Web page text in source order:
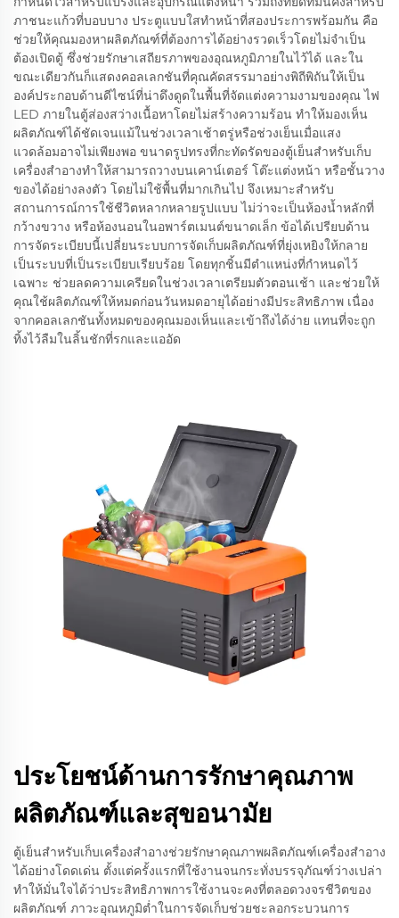
ภาชนะแก้วที่บอบบาง ประตูแบบใสทำหน้าที่สองประการพร้อมกัน คือ
ช่วยให้คุณมองหาผลิตภัณฑ์ที่ต้องการได้อย่างรวดเร็วโดยไม่จำเป็น
ต้องเปิดตู้ ซึ่งช่วยรักษาเสถียรภาพของอุณหภูมิภายในไว้ได้ และใน
ขณะเดียวกันก็แสดงคอลเลกชันที่คุณคัดสรรมาอย่างพิถีพิถันให้เป็น
องค์ประกอบด้านดีไซน์ที่น่าดึงดูดในพื้นที่จัดแต่งความงามของคุณ ไฟ
LED ภายในตู้ส่องสว่างเนื้อหาโดยไม่สร้างความร้อน ทำให้มองเห็น
ผลิตภัณฑ์ได้ชัดเจนแม้ในช่วงเวลาเช้าตรู่หรือช่วงเย็นเมื่อแสง
แวดล้อมอาจไม่เพียงพอ ขนาดรูปทรงที่กะทัดรัดของตู้เย็นสำหรับเก็บ
เครื่องสำอางทำให้สามารถวางบนเคาน์เตอร์ โต๊ะแต่งหน้า หรือชั้นวาง
ของได้อย่างลงตัว โดยไม่ใช้พื้นที่มากเกินไป จึงเหมาะสำหรับ
สถานการณ์การใช้ชีวิตหลากหลายรูปแบบ ไม่ว่าจะเป็นห้องน้ำหลักที่
กว้างขวาง หรือห้องนอนในอพาร์ตเมนต์ขนาดเล็ก ข้อได้เปรียบด้าน
การจัดระเบียบนี้เปลี่ยนระบบการจัดเก็บผลิตภัณฑ์ที่ยุ่งเหยิงให้กลาย
เป็นระบบที่เป็นระเบียบเรียบร้อย โดยทุกชิ้นมีตำแหน่งที่กำหนดไว้
เฉพาะ ช่วยลดความเครียดในช่วงเวลาเตรียมตัวตอนเช้า และช่วยให้
คุณใช้ผลิตภัณฑ์ให้หมดก่อนวันหมดอายุได้อย่างมีประสิทธิภาพ เนื่อง
จากคอลเลกชันทั้งหมดของคุณมองเห็นและเข้าถึงได้ง่าย แทนที่จะถูก
ทิ้งไว้ลืมในลิ้นชักที่รกและแออัด
ประโยชน์ด้านการรักษาคุณภาพ
ผลิตภัณฑ์และสุขอนามัย
ตู้เย็นสำหรับเก็บเครื่องสำอางช่วยรักษาคุณภาพผลิตภัณฑ์เครื่องสำอาง
ได้อย่างโดดเด่น ตั้งแต่ครั้งแรกที่ใช้งานจนกระทั่งบรรจุภัณฑ์ว่างเปล่า
ทำให้มั่นใจได้ว่าประสิทธิภาพการใช้งานจะคงที่ตลอดวงจรชีวิตของ
ผลิตภัณฑ์ ภาวะอุณหภูมิต่ำในการจัดเก็บช่วยชะลอกระบวนการ